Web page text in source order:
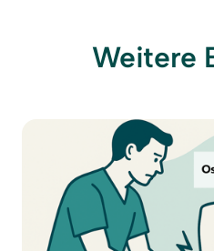
Weitere